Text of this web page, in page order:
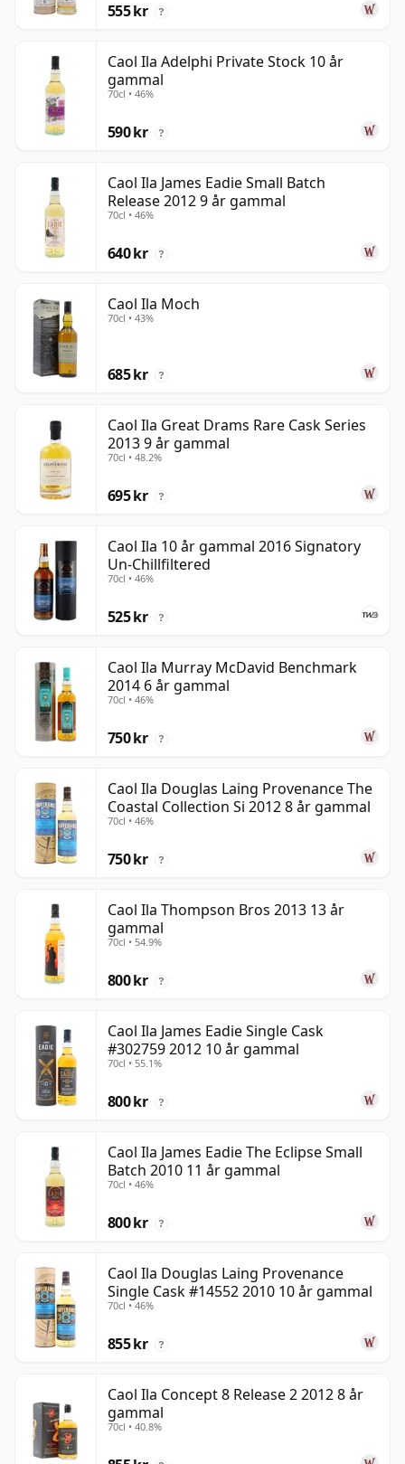
555 kr ?
Caol Ila Adelphi Private Stock 10 år
gammal
70cl • 46%
590 kr ?
Caol Ila James Eadie Small Batch
Release 2012 9 år gammal
70cl • 46%
640 kr ?
Caol Ila Moch
70cl • 43%
685 kr ?
Caol Ila Great Drams Rare Cask Series
2013 9 år gammal
70cl • 48.2%
695 kr ?
Caol Ila 10 år gammal 2016 Signatory
Un-Chillfiltered
70cl • 46%
525 kr ?
Caol Ila Murray McDavid Benchmark
2014 6 år gammal
70cl • 46%
750 kr ?
Caol Ila Douglas Laing Provenance The
Coastal Collection Si 2012 8 år gammal
70cl • 46%
750 kr ?
Caol Ila Thompson Bros 2013 13 år
gammal
70cl • 54.9%
800 kr ?
Caol Ila James Eadie Single Cask
#302759 2012 10 år gammal
70cl • 55.1%
800 kr ?
Caol Ila James Eadie The Eclipse Small
Batch 2010 11 år gammal
70cl • 46%
800 kr ?
Caol Ila Douglas Laing Provenance
Single Cask #14552 2010 10 år gammal
70cl • 46%
855 kr ?
Caol Ila Concept 8 Release 2 2012 8 år
gammal
70cl • 40.8%